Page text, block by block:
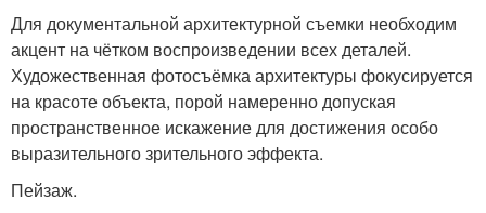
Для документальной архитектурной съемки необходим
акцент на чётком воспроизведении всех деталей.
Художественная фотосъёмка архитектуры фокусируется
на красоте объекта, порой намеренно допуская
пространственное искажение для достижения особо
выразительного зрительного эффекта.
Пейзаж.